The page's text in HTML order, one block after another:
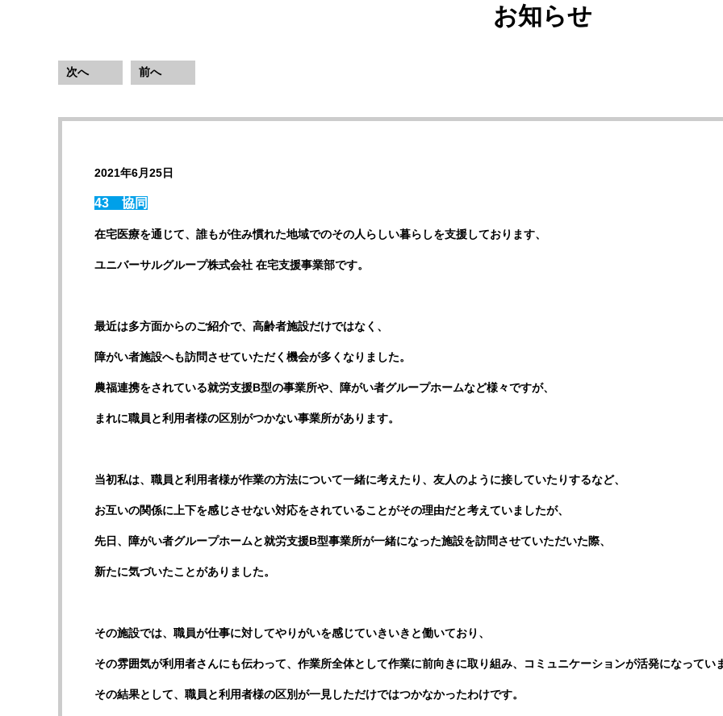
お知らせ
次へ 前へ
2021年6月25日
43 協同
在宅医療を通じて、誰もが住み慣れた地域でのその人らしい暮らしを支援しております、
ユニバーサルグループ株式会社 在宅支援事業部です。
最近は多方面からのご紹介で、高齢者施設だけではなく、
障がい者施設へも訪問させていただく機会が多くなりました。
農福連携をされている就労支援B型の事業所や、障がい者グループホームなど様々ですが、
まれに職員と利用者様の区別がつかない事業所があります。
当初私は、職員と利用者様が作業の方法について一緒に考えたり、友人のように接していたりするなど、
お互いの関係に上下を感じさせない対応をされていることがその理由だと考えていましたが、
先日、障がい者グループホームと就労支援B型事業所が一緒になった施設を訪問させていただいた際、
新たに気づいたことがありました。
その施設では、職員が仕事に対してやりがいを感じていきいきと働いており、
その雰囲気が利用者さんにも伝わって、作業所全体として作業に前向きに取り組み、コミュニケーションが活発になってい
その結果として、職員と利用者様の区別が一見しただけではつかなかったわけです。